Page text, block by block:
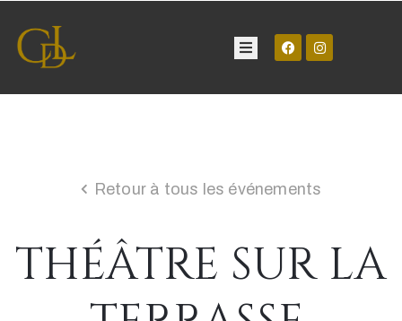
Manifestations
Contact
Retour à tous les événements
THÉÂTRE SUR LA